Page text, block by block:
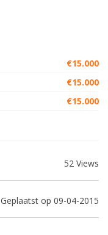
€15.000
€15.000
€15.000
52 Views
Geplaatst op 09-04-2015